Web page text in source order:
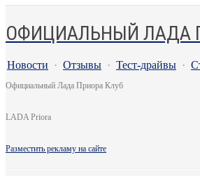
ОФИЦИАЛЬНЫЙ ЛАДА
Новости · Отзывы · Тест-драйвы ·
Официальный Лада Приора Клуб
LADA Priora
Разместить рекламу на сайте